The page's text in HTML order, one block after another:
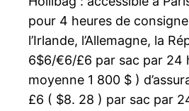
pour 4 heures de
l’Irlande, l’Allemagne, la
6$6/€6/£6 par sac par 24
moyenne 1 800 $ )
£6 ( $8. 28 ) par sac par